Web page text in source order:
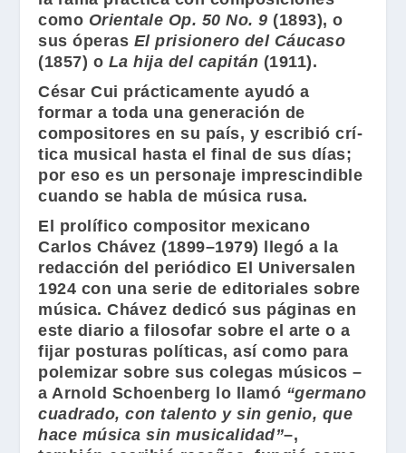
como Orientale Op. 50 No. 9 (1893), o
sus óperas El prisionero del Cáucaso
(1857) o La hija del capitán (1911).
César Cui prácticamente ayudó a
formar a toda una generación de
compositores en su país, y escribió crí-
tica musical hasta el final de sus días;
por eso es un personaje imprescindible
cuando se habla de música rusa.
El prolífico compositor mexicano
Carlos Chávez (1899–1979) llegó a la
redacción del periódico El Universalen
1924 con una serie de editoriales sobre
música.Chávez dedicó sus páginas en
este diario a filosofar sobre el arte o a
fijar posturas políticas, así como para
polemizar sobre sus colegas músicos –
aArnold Schoenberg lo llamó “germano
cuadrado, con talento y sin genio, que
hace música sin musicalidad”–,